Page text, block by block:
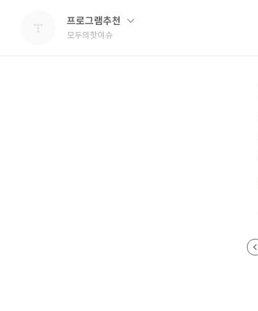
프로그램추천
모두의핫이슈